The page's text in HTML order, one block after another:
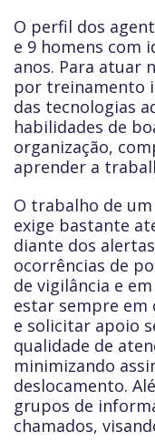
O perfil dos
e 9 homens com
anos. Para atuar
por treinamento
das tecnologias
habilidades de
organização,
aprender a
O trabalho de
exige bastante
diante dos
ocorrências de
de vigilância e
estar sempre em
e solicitar apoio
qualidade de
minimizando
deslocamento.
grupos de
chamados,